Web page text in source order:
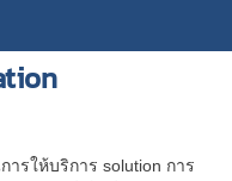
ารให้บริการ solution การ